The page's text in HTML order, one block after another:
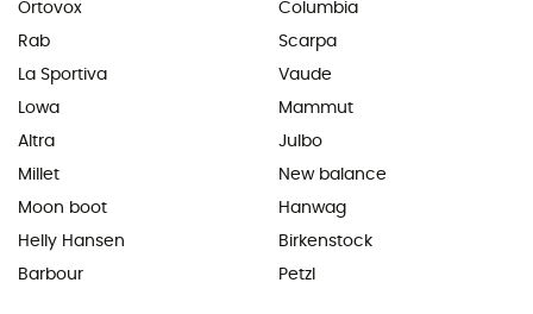
Ortovox
Rab
La Sportiva
Lowa
Altra
Millet
Moon boot
Helly Hansen
Barbour
Columbia
Scarpa
Vaude
Mammut
Julbo
New balance
Hanwag
Birkenstock
Petzl